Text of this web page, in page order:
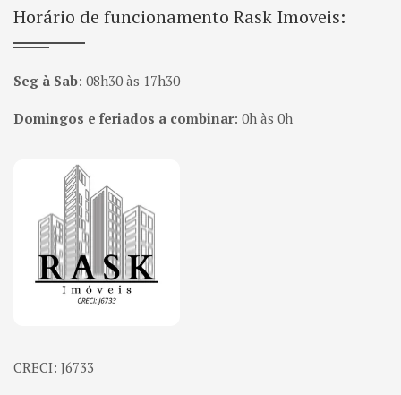
Horário de funcionamento Rask Imoveis:
Seg à Sab: 08h30 às 17h30
Domingos e feriados a combinar: 0h às 0h
Página inicial
CRECI: J6733